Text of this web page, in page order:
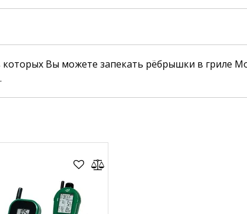
Вы можете запекать рёбрышки в гриле